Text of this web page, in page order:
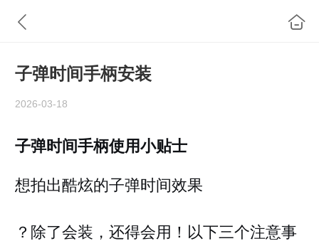
子弹时间手柄安装
2026-03-18
子弹时间手柄使用小贴士
想拍出酷炫的子弹时间效果
？除了会装，还得会用！以下三个注意事